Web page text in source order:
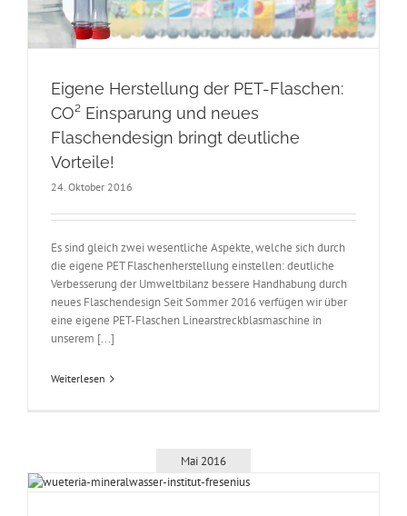
Eigene Herstellung der PET-Flaschen:
CO² Einsparung und neues
Flaschendesign bringt deutliche
Vorteile!
24. Oktober 2016
Es sind gleich zwei wesentliche Aspekte, welche sich durch
die eigene PET Flaschenherstellung einstellen: deutliche
Verbesserung der Umweltbilanz bessere Handhabung durch
neues Flaschendesign Seit Sommer 2016 verfügen wir über
eine eigene PET-Flaschen Linearstreckblasmaschine in
unserem [...]
Weiterlesen
Mai 2016